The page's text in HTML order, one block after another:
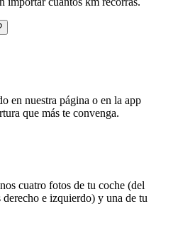
en nuestra página o en la app
que más te convenga.
cuatro fotos de tu coche (del
derecho e izquierdo) y una de tu